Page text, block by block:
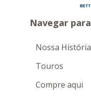
Navegar para
Nossa História
Touros
Compre aqui